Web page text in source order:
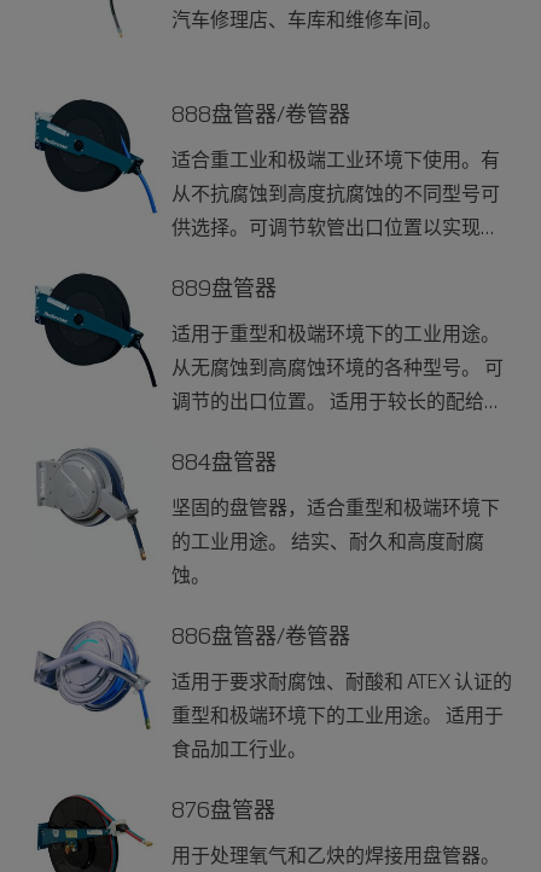
汽车修理店、车库和维修车间。
888盘管器/卷管器
适合重工业和极端工业环境下使用。有
从不抗腐蚀到高度抗腐蚀的不同型号可
供选择。可调节软管出口位置以实现最
传输。
889盘管器
适用于重型和极端环境下的工业用途。
从无腐蚀到高腐蚀环境的各种型号。 可
调节的出口位置。 适用于较长的配给软
884盘管器
坚固的盘管器，适合重型和极端环境下
的工业用途。 结实、耐久和高度耐腐
蚀。
886盘管器/卷管器
适用于要求耐腐蚀、耐酸和 ATEX 认证的
重型和极端环境下的工业用途。 适用于
食品加工行业。
876盘管器
用于处理氧气和乙炔的焊接用盘管器。